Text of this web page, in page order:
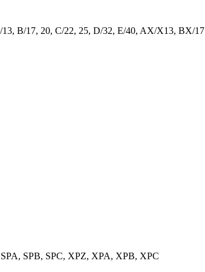
B/17, 20, C/22, 25, D/32, E/40, AX/X13, BX/17
SPB, SPC, XPZ, XPA, XPB, XPC